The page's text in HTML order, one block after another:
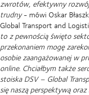
zwrotów, efektywny
trudny - mówi Oskar
Global Transport and
to z pewnością święto
przekonaniem mogę
osobie zaangażowanej w
online. Chciałbym także
stoiska DSV – Global
się naszą perspektywą